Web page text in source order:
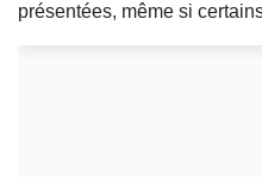
présentées, même si